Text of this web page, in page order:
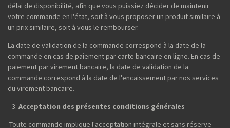
délai de disponibilité, afin que vous puissiez décider de maintenir
votre commande en l'état, soit à vous proposer un produit similaire à
un prix similaire, soit à vous le rembourser.
La date de validation de la commande correspond à la date de la
commande en cas de paiement par carte bancaire en ligne. En cas de
paiement par virement bancaire, la date de validation de la
commande correspond à la date de l'encaissement par nos services
du virement bancaire.
Acceptation des présentes conditions générales
Toute commande implique l'acceptation intégrale et sans réserve